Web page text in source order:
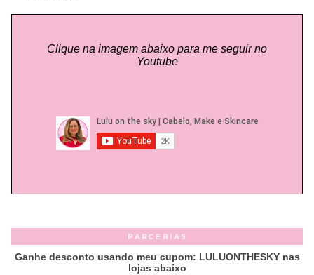
Clique na imagem abaixo para me seguir no
Youtube
PARCERIAS
Ganhe desconto usando meu cupom: LULUONTHESKY nas
lojas abaixo